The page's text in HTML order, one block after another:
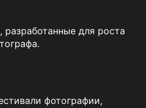
для роста
фотографии,